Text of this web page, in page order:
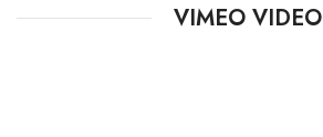
VIMEO VIDEO